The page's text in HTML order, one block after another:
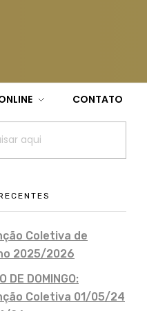
CONTATO
Coletiva de
2025/2026
DE DOMINGO:
Coletiva 01/05/24